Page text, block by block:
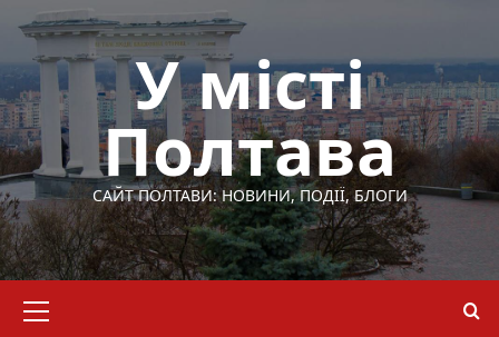
Перейти
вмісту
У місті
Полтава
САЙТ ПОЛТАВИ: НОВИНИ, ПОДІЇ, БЛОГИ
меню